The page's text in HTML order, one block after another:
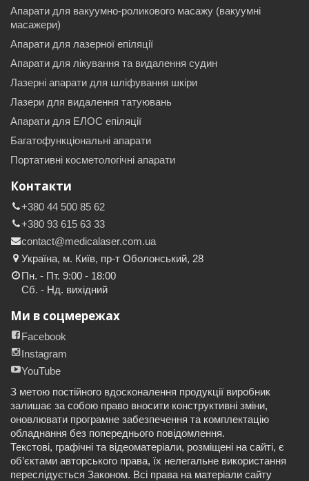
Апарати для вакуумно-роликового масажу (вакуумні
масажери)
Апарати для лазерної епіляції
Апарати для лікування та видалення судин
Лазерні апарати для шліфування шкіри
Лазери для видалення татуювань
Апарати для ЕЛОС епіляції
Багатофункціональні апарати
Портативні косметологічні апарати
Контакти
+380 44 500 85 62
+380 93 615 63 33
contact@medicalaser.com.ua
Україна, м. Київ, пр-т Оболонський, 28
Пн. - Пт. 9:00 - 18:00
Сб. - Нд. вихідний
Ми в соцмережах
Facebook
Instagram
YouTube
З метою постійного вдосконалення продукції виробник
залишає за собою право вносити конструктивні зміни,
оновлювати програмне забезпечення та комплектацію
обладнання без попереднього повідомлення.
Текстові, графічні та відеоматеріали, розміщені на сайті, є
об’єктами авторського права, їх нелегальне використання
переслідується Законом. Всі права на матеріали сайту